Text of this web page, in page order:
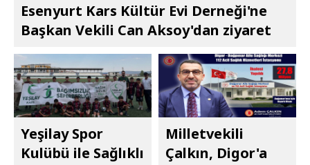
Esenyurt Kars Kültür Evi Derneği'ne
Başkan Vekili Can Aksoy'dan ziyaret
Yeşilay Spor
Kulübü ile Sağlıklı
Milletvekili
Çalkın, Digor'a